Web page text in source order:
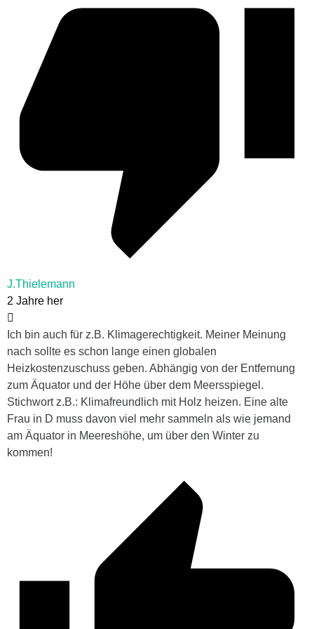
J.Thielemann
2 Jahre her
Ich bin auch für z.B. Klimagerechtigkeit. Meiner Meinung
nach sollte es schon lange einen globalen
Heizkostenzuschuss geben. Abhängig von der Entfernung
zum Äquator und der Höhe über dem Meersspiegel.
Stichwort z.B.: Klimafreundlich mit Holz heizen. Eine alte
Frau in D muss davon viel mehr sammeln als wie jemand
am Äquator in Meereshöhe, um über den Winter zu
kommen!